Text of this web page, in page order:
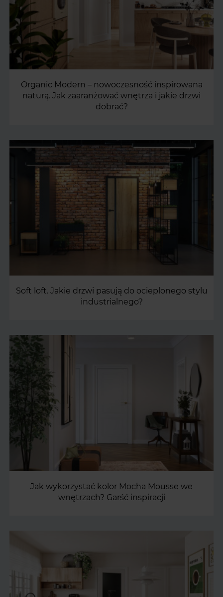
Organic Modern – nowoczesność inspirowana
naturą. Jak zaaranżować wnętrza i jakie drzwi
dobrać?
Soft loft. Jakie drzwi pasują do ocieplonego stylu
industrialnego?
Jak wykorzystać kolor Mocha Mousse we
wnętrzach? Garść inspiracji